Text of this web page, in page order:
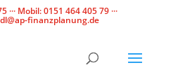
Mobil: 0151 464 405 79 ···
finanzplanung.de